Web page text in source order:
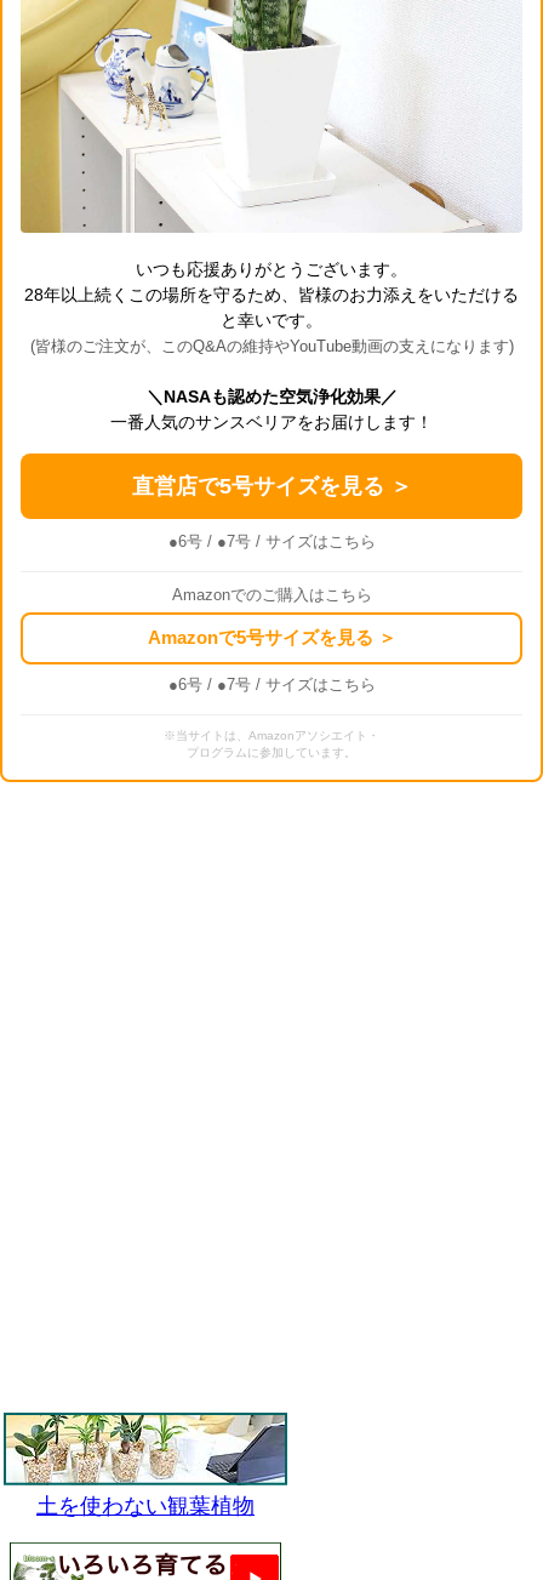
いつも応援ありがとうございます。
28年以上続くこの場所を守るため、皆様のお力添えをいただける
と幸いです。
(皆様のご注文が、このQ&Aの維持やYouTube動画の支えになります)
＼NASAも認めた空気浄化効果／
一番人気のサンスベリアをお届けします！
直営店で5号サイズを見る ＞
●6号/ ●7号/ サイズはこちら
Amazonでのご購入はこちら
Amazonで5号サイズを見る ＞
●6号/ ●7号/ サイズはこちら
※当サイトは、Amazonアソシエイト・
プログラムに参加しています。
土を使わない観葉植物